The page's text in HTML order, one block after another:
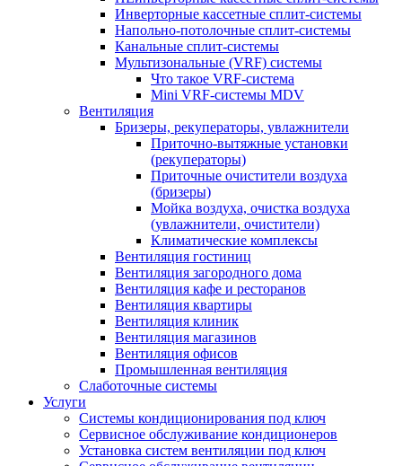
Инверторные кассетные сплит-системы
Напольно-потолочные сплит-системы
Канальные сплит-системы
Мультизональные (VRF) системы
Что такое VRF-система
Mini VRF-системы MDV
Вентиляция
Бризеры, рекуператоры, увлажнители
Приточно-вытяжные установки
(рекуператоры)
Приточные очистители воздуха
(бризеры)
Мойка воздуха, очистка воздуха
(увлажнители, очистители)
Климатические комплексы
Вентиляция гостиниц
Вентиляция загородного дома
Вентиляция кафе и ресторанов
Вентиляция квартиры
Вентиляция клиник
Вентиляция магазинов
Вентиляция офисов
Промышленная вентиляция
Слаботочные системы
Услуги
Системы кондиционирования под ключ
Сервисное обслуживание кондиционеров
Установка систем вентиляции под ключ